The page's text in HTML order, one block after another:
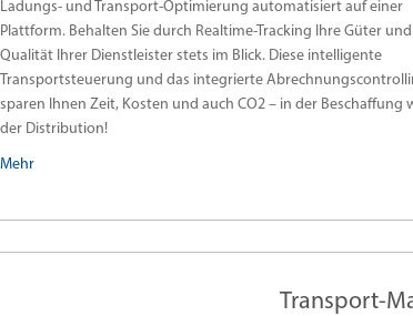
Ladungs- und Transport-Optimierung automatisiert auf einer
Plattform. Behalten Sie durch Realtime-Tracking Ihre Güter
Qualität Ihrer Dienstleister stets im Blick. Diese intelligente
Transportsteuerung und das integrierte
sparen Ihnen Zeit, Kosten und auch CO2 – in der Beschaffung
der Distribution!
Mehr
Transport-